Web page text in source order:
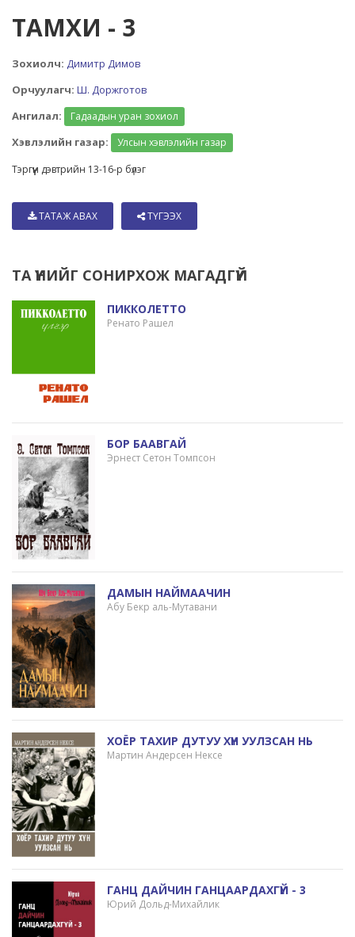
ТАМХИ - 3
Зохиолч: Димитр Димов
Орчуулагч: Ш. Доржготов
Ангилал:
Гадаадын уран зохиол
Хэвлэлийн газар:
Улсын хэвлэлийн газар
Тэргүүн дэвтрийн 13-16-р бүлэг
ТАТАЖ АВАХ ТҮГЭЭХ
ТА ҮҮНИЙГ СОНИРХОЖ МАГАДГҮЙ
ПИККОЛЕТТО
Ренато Рашел
БОР БААВГАЙ
Эрнест Сетон Томпсон
ДАМЫН НАЙМААЧИН
Абу Бекр аль-Мутавани
ХОЁР ТАХИР ДУТУУ ХҮН УУЛЗСАН НЬ
Мартин Андерсен Нексе
ГАНЦ ДАЙЧИН ГАНЦААРДАХГҮЙ - 3
Юрий Дольд-Михайлик